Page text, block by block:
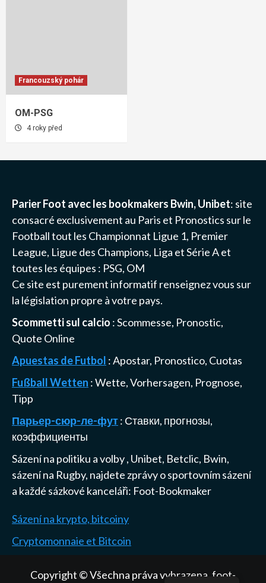
Francouzský pohár
OM-PSG
4 roky před
Parier Foot avec les bookmakers Bwin, Unibet: site
consacré exclusivement au Paris et Pronostics sur le
Football tout les Championnat Ligue 1, Premier
League, Ligue des Champions, Liga et Série A et
toutes les équipes : PSG, OM
Ce site est purement informatif renseignez vous sur
la législation propre à votre pays.
Scommetti sul calcio : Scommesse, Pronostic,
Quote Online
Apuestas de Futbol : Apostar, Pronostico, Cuotas
Fußball Wetten : Wette, Vorhersagen, Prognose,
Tipp
Парьер-сюр-ле-фут: Ставки, прогнозы,
коэффициенты
Sázení na politiku a volby, Unibet, Betclic, Bwin,
sázení na Rugby, najdete zprávy o sportovním sázení
a každé sázkové kanceláři: Foot-Bookmaker
Sázení na krypto, bitcoiny
Cryptomonnaie et Bitcoin
Copyright © Všechna práva vyhrazena. foot-